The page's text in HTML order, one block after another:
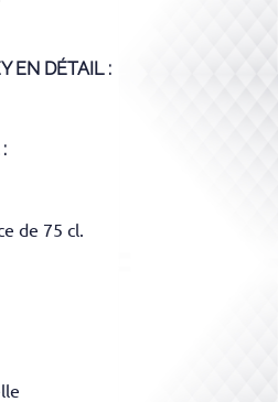
EN DÉTAIL :
de 75 cl.